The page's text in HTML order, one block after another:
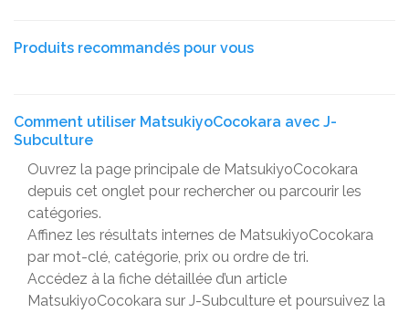
Produits recommandés pour vous
Comment utiliser MatsukiyoCocokara avec J-
Subculture
Ouvrez la page principale de MatsukiyoCocokara
depuis cet onglet pour rechercher ou parcourir les
catégories.
Affinez les résultats internes de MatsukiyoCocokara
par mot-clé, catégorie, prix ou ordre de tri.
Accédez à la fiche détaillée d’un article
MatsukiyoCocokara sur J-Subculture et poursuivez la